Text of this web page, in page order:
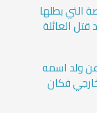
التي بطلها
العائلة
ولد اسمه
فكان